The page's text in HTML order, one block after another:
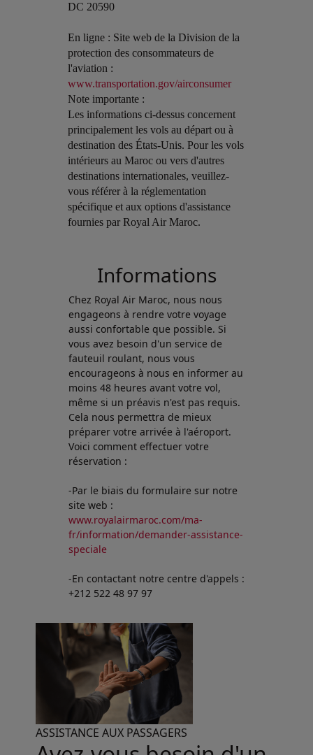
DC 20590
En ligne : Site web de la Division de la
protection des consommateurs de
l'aviation :
www.transportation.gov/airconsumer
Note importante :
Les informations ci-dessus concernent
principalement les vols au départ ou à
destination des États-Unis. Pour les vols
intérieurs au Maroc ou vers d'autres
destinations internationales, veuillez-
vous référer à la réglementation
spécifique et aux options d'assistance
fournies par Royal Air Maroc.
Informations
Chez Royal Air Maroc, nous nous
engageons à rendre votre voyage
aussi confortable que possible. Si
vous avez besoin d'un service de
fauteuil roulant, nous vous
encourageons à nous en informer au
moins 48 heures avant votre vol,
même si un préavis n'est pas requis.
Cela nous permettra de mieux
préparer votre arrivée à l'aéroport.
Voici comment effectuer votre
réservation :
-Par le biais du formulaire sur notre
site web :
www.royalairmaroc.com/ma-
fr/information/demander-assistance-
speciale
-En contactant notre centre d'appels :
+212 522 48 97 97
ASSISTANCE AUX PASSAGERS